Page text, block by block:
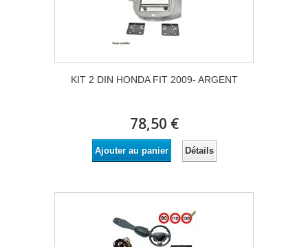
KIT 2 DIN HONDA FIT 2009- ARGENT
78,50 €
Ajouter au panier Détails